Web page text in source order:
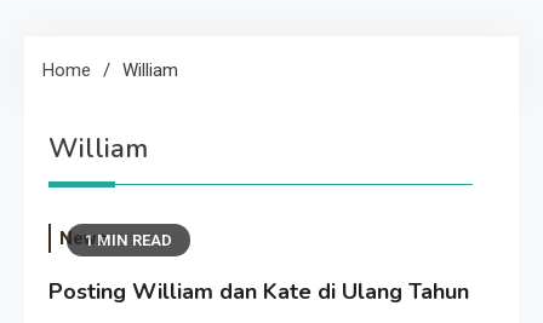
Home William
William
1 MIN READ
News
Posting William dan Kate di Ulang Tahun